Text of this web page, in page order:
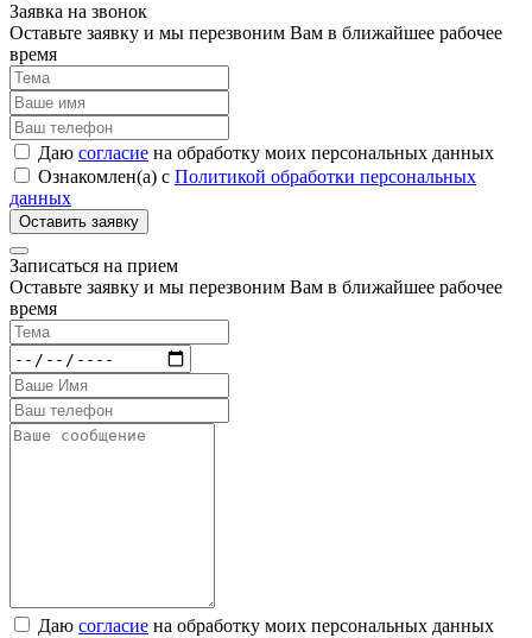
Заявка на звонок
Оставьте заявку и мы перезвоним Вам в ближайшее рабочее
время
Даю согласие на обработку моих персональных данных
Ознакомлен(а) с Политикой обработки персональных
данных
Записаться на прием
Оставьте заявку и мы перезвоним Вам в ближайшее рабочее
время
Даю согласие на обработку моих персональных данных